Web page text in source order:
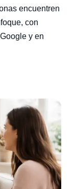
encuentren
con
y en